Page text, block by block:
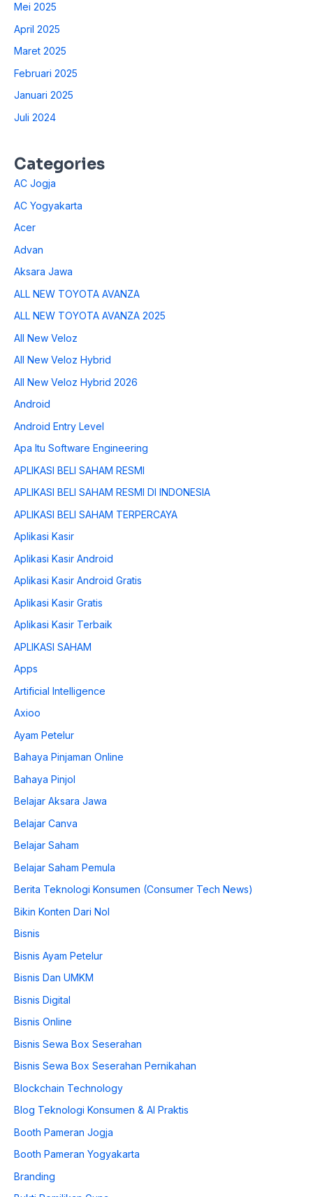
Mei 2025
April 2025
Maret 2025
Februari 2025
Januari 2025
Juli 2024
Categories
AC Jogja
AC Yogyakarta
Acer
Advan
Aksara Jawa
ALL NEW TOYOTA AVANZA
ALL NEW TOYOTA AVANZA 2025
All New Veloz
All New Veloz Hybrid
All New Veloz Hybrid 2026
Android
Android Entry Level
Apa Itu Software Engineering
APLIKASI BELI SAHAM RESMI
APLIKASI BELI SAHAM RESMI DI INDONESIA
APLIKASI BELI SAHAM TERPERCAYA
Aplikasi Kasir
Aplikasi Kasir Android
Aplikasi Kasir Android Gratis
Aplikasi Kasir Gratis
Aplikasi Kasir Terbaik
APLIKASI SAHAM
Apps
Artificial Intelligence
Axioo
Ayam Petelur
Bahaya Pinjaman Online
Bahaya Pinjol
Belajar Aksara Jawa
Belajar Canva
Belajar Saham
Belajar Saham Pemula
Berita Teknologi Konsumen (Consumer Tech News)
Bikin Konten Dari Nol
Bisnis
Bisnis Ayam Petelur
Bisnis Dan UMKM
Bisnis Digital
Bisnis Online
Bisnis Sewa Box Seserahan
Bisnis Sewa Box Seserahan Pernikahan
Blockchain Technology
Blog Teknologi Konsumen & AI Praktis
Booth Pameran Jogja
Booth Pameran Yogyakarta
Branding